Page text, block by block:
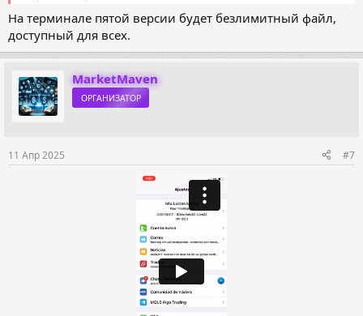
На терминале пятой версии будет безлимитный файл,
доступный для всех.
MarketMaven
ОРГАНИЗАТОР
11 Апр 2025 #7